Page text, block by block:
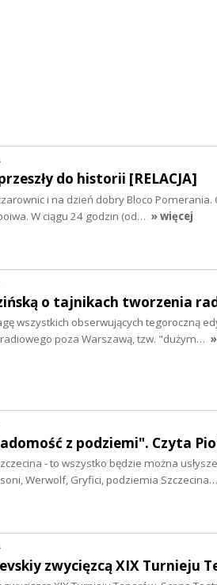
do historii [RELACJA]
i na dzień dobry Bloco
W ciągu 24 godzin (od… » więcej
o tajnikach tworzenia
wszystkich obserwujących tegoroczną
poza Warszawą, tzw. "dużym…
z podziemi". Czyta
- to wszystko będzie można
Werwolf, Gryfici, podziemia Szczecina…
zwycięzcą XIX Turnieju